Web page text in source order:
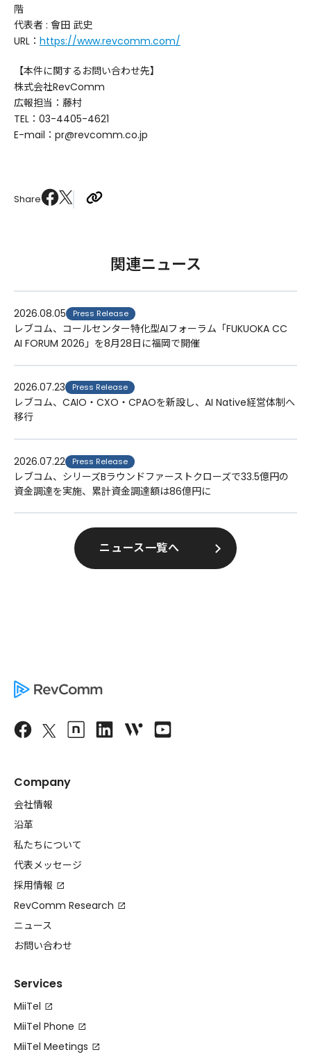
階
代表者 : 會田 武史
URL： https://www.revcomm.com/
【本件に関するお問い合わせ先】
株式会社RevComm
広報担当：藤村
TEL：03-4405-4621
E-mail：pr@revcomm.co.jp
Share
関連ニュース
2026.08.05 Press Release
レブコム、コールセンター特化型AIフォーラム「FUKUOKA CC
AI FORUM 2026」を8月28日に福岡で開催
2026.07.23 Press Release
レブコム、CAIO・CXO・CPAOを新設し、AI Native経営体制へ
移行
2026.07.22 Press Release
レブコム、シリーズBラウンドファーストクローズで33.5億円の
資金調達を実施、累計資金調達額は86億円に
ニュース一覧へ
Company
会社情報
沿革
私たちについて
代表メッセージ
採用情報
RevComm Research
ニュース
お問い合わせ
Services
MiiTel
MiiTel Phone
MiiTel Meetings